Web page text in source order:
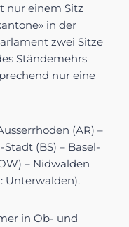
nur einem Sitz
in der
zwei Sitze
Ständemehrs
nur eine
(AR) –
(BS) – Basel-
– Nidwalden
Unterwalden).
in Ob- und